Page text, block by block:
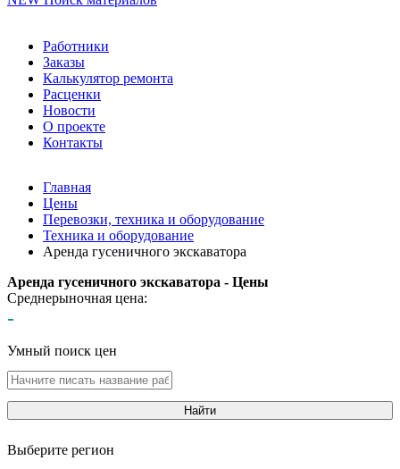
Работники
Заказы
Калькулятор ремонта
Расценки
Новости
О проекте
Контакты
Главная
Цены
Перевозки, техника и оборудование
Техника и оборудование
Аренда гусеничного экскаватора
Аренда гусеничного экскаватора - Цены
Среднерыночная цена:
-
Умный поиск цен
Найти
Выберите регион